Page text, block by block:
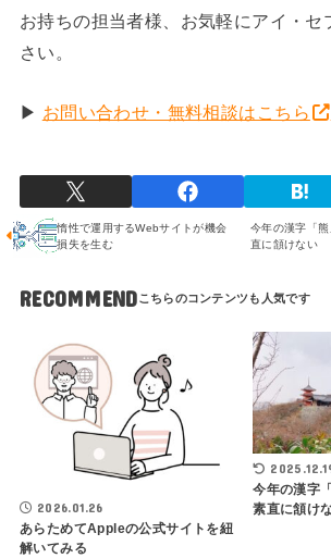
お持ちの担当者様、お気軽にアイ・セ
さい。
▶ お問い合わせ・無料相談はこちら
惰性で運用するWebサイトが機会
損失を生む
今年の漢字「
直に頷けない
RECOMMEND
2026.01.26
あらためてAppleの公式サイトを紐
解いてみる
今年の漢字
素直に頷け